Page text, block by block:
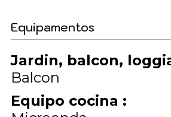
Equipamentos
Jardin, balcon,
Balcon
Equipo cocina :